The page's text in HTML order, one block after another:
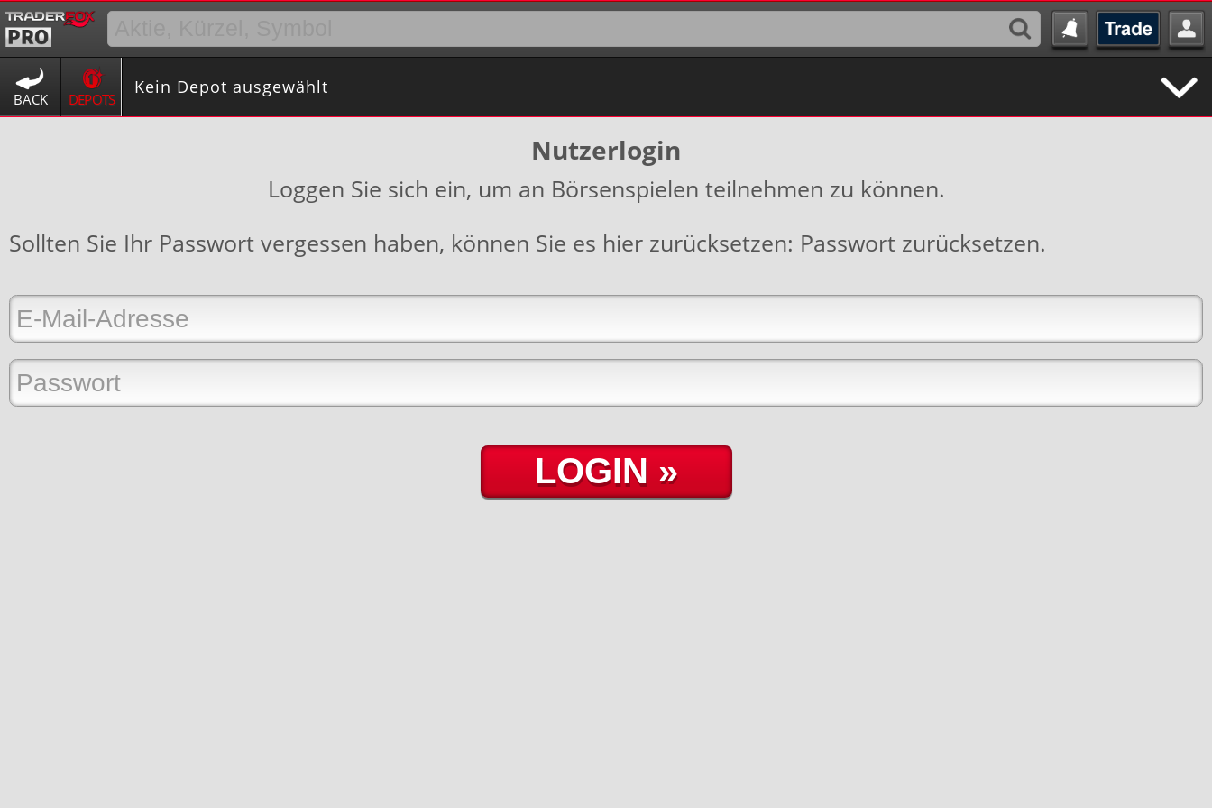
BACK DEPOTS
Kein Depot ausgewählt
Nutzerlogin
Loggen Sie sich ein, um an Börsenspielen teilnehmen zu können.
Sollten Sie Ihr Passwort vergessen haben, können Sie es hier zurücksetzen: Passwort zurücksetzen.